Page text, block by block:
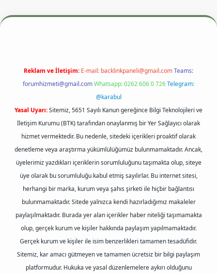
betexper.xyzm elexbet
Reklam ve İletişim: E-mail: backlinkpaneli@gmail.comTeams:
forumhizmeti@gmail.comWhatsapp: 0262 606 0 726Telegram:
@karabul
Yasal Uyarı:Sitemiz, 5651 Sayılı Kanun gereğince Bilgi Teknolojileri ve
İletişim Kurumu (BTK) tarafından onaylanmış bir Yer Sağlayıcı olarak
hizmet vermektedir. Bu nedenle, sitedeki içerikleri proaktif olarak
denetleme veya araştırma yükümlülüğümüz bulunmamaktadır. Ancak,
üyelerimiz yazdıkları içeriklerin sorumluluğunu taşımakta olup, siteye
üye olarak bu sorumluluğu kabul etmiş sayılırlar. Bu internet sitesi,
herhangi bir marka, kurum veya şahıs şirketi ile hiçbir bağlantısı
bulunmamaktadır. Sitede yalnızca kendi hazırladığımız makaleler
paylaşılmaktadır. Burada yer alan içerikler haber niteliği taşımamakta
olup, gerçek kurum ve kişiler hakkında paylaşım yapılmamaktadır.
Gerçek kurum ve kişiler ile isim benzerlikleri tamamen tesadüfidir.
Sitemiz, kar amacı gütmeyen ve tamamen ücretsiz bir bilgi paylaşım
platformudur. Hukuka ve yasal düzenlemelere aykırı olduğunu